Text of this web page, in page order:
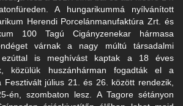
A hungarikummá nyílvánított
Herendi Porcelánmanufaktúra Zrt. és
100 Tagú Cigányzenekar hármasa
várnak a nagy múltú társadalmi
ezúttal is meghívást kaptak a 18 éves
közülük huszánhárman fogadták el a
Fesztivált július 21. és 26. között rendezik,
én, szombaton lesz. A Tagore sétányon